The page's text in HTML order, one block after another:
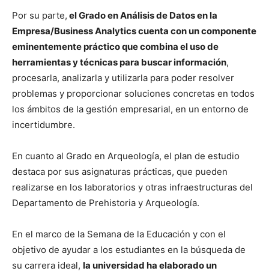
Por su parte, el Grado en Análisis de Datos en la
Empresa/Business Analytics cuenta con un componente
eminentemente práctico que combina el uso de
herramientas y técnicas para buscar información,
procesarla, analizarla y utilizarla para poder resolver
problemas y proporcionar soluciones concretas en todos
los ámbitos de la gestión empresarial, en un entorno de
incertidumbre.
En cuanto al Grado en Arqueología, el plan de estudio
destaca por sus asignaturas prácticas, que pueden
realizarse en los laboratorios y otras infraestructuras del
Departamento de Prehistoria y Arqueología.
En el marco de la Semana de la Educación y con el
objetivo de ayudar a los estudiantes en la búsqueda de
su carrera ideal, la universidad ha elaborado un